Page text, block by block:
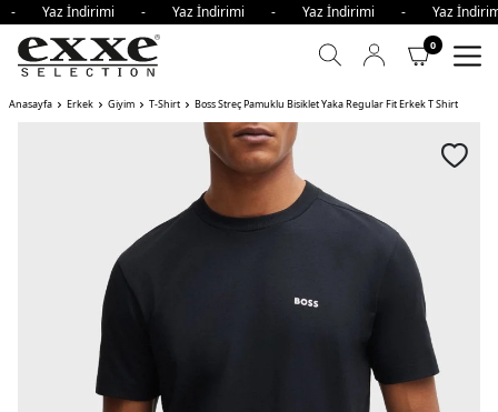
Yaz İndirimi - Yaz İndirimi - Yaz İndirimi - Yaz
0
Anasayfa Erkek Giyim T-Shirt Boss Streç Pamuklu Bisiklet Yaka Regular Fit Erkek T Shirt